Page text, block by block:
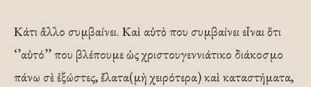
Κάτι ἄλλο συμβαίνει. Καὶ αὐτὸ που συμβαίνει εἶναι ὅτι
‘’αὐτό’’ που βλέπουμε ὡς χριστουγεννιάτικο διάκοσμο
πάνω σὲ ἐξώστες, ἔλατα(μὴ χειρότερα) καὶ καταστήματα,